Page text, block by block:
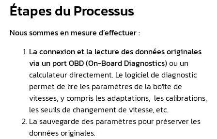
Étapes du Processus
Nous sommes en mesure d’effectuer :
La connexion et la lecture des données originales
via un port OBD (On-Board Diagnostics) ou un
calculateur directement. Le logiciel de diagnostic
permet de lire les paramètres de la boîte de
vitesses, y compris les adaptations, les calibrations,
les seuils de changement de vitesse, etc.
La sauvegarde des paramètres pour préserver les
données originales.